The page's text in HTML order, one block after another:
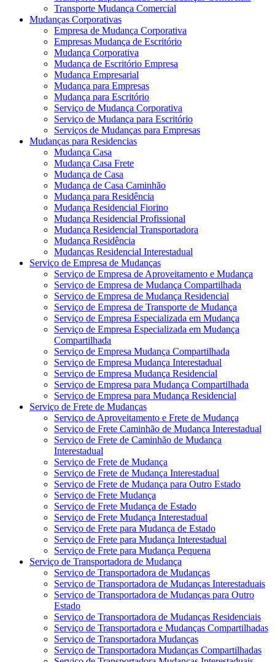
Transporte Mudança Comercial
Mudanças Corporativas
Empresa de Mudança Corporativa
Empresas Mudança de Escritório
Mudança Corporativa
Mudança de Escritório Empresa
Mudança Empresarial
Mudança para Empresas
Mudança para Escritório
Serviço de Mudança Corporativa
Serviço de Mudança para Escritório
Serviços de Mudanças para Empresas
Mudanças para Residencias
Mudança Casa
Mudança Casa Frete
Mudança de Casa
Mudança de Casa Caminhão
Mudança para Residência
Mudança Residencial Fiorino
Mudança Residencial Profissional
Mudança Residencial Transportadora
Mudança Residência
Mudanças Residencial Interestadual
Serviço de Empresa de Mudanças
Serviço de Empresa de Aproveitamento e Mudança
Serviço de Empresa de Mudança Compartilhada
Serviço de Empresa de Mudança Residencial
Serviço de Empresa de Transporte de Mudança
Serviço de Empresa Especializada em Mudança
Serviço de Empresa Especializada em Mudança
Compartilhada
Serviço de Empresa Mudança Compartilhada
Serviço de Empresa Mudança Interestadual
Serviço de Empresa Mudança Residencial
Serviço de Empresa para Mudança Compartilhada
Serviço de Empresa para Mudança Residencial
Serviço de Frete de Mudanças
Serviço de Aproveitamento e Frete de Mudança
Serviço de Frete Caminhão de Mudança Interestadual
Serviço de Frete de Caminhão de Mudança
Interestadual
Serviço de Frete de Mudança
Serviço de Frete de Mudança Interestadual
Serviço de Frete de Mudança para Outro Estado
Serviço de Frete Mudança
Serviço de Frete Mudança de Estado
Serviço de Frete Mudança Interestadual
Serviço de Frete para Mudança de Estado
Serviço de Frete para Mudança Interestadual
Serviço de Frete para Mudança Pequena
Serviço de Transportadora de Mudança
Serviço de Transportadora de Mudanças
Serviço de Transportadora de Mudanças Interestaduais
Serviço de Transportadora de Mudanças para Outro
Estado
Serviço de Transportadora de Mudanças Residenciais
Serviço de Transportadora e Mudanças Compartilhadas
Serviço de Transportadora Mudanças
Serviço de Transportadora Mudanças Compartilhadas